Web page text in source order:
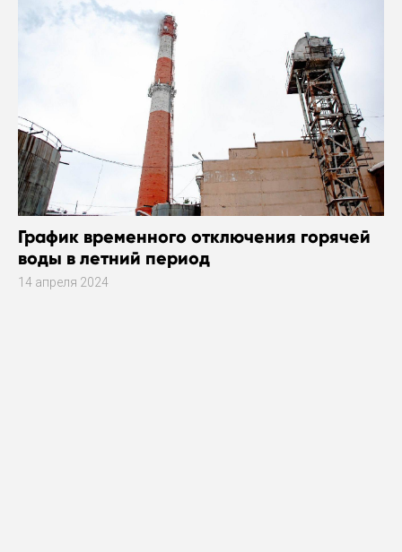
График временного отключения горячей
воды в летний период
14 апреля 2024